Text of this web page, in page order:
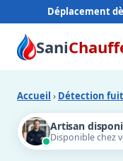
Déplacement
Sani
Accueil › Détection
Artisan
Disponible chez